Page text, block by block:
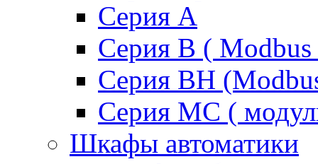
Серия A
Серия В ( Modbus
Серия BH
Серия MC (
Шкафы автоматики